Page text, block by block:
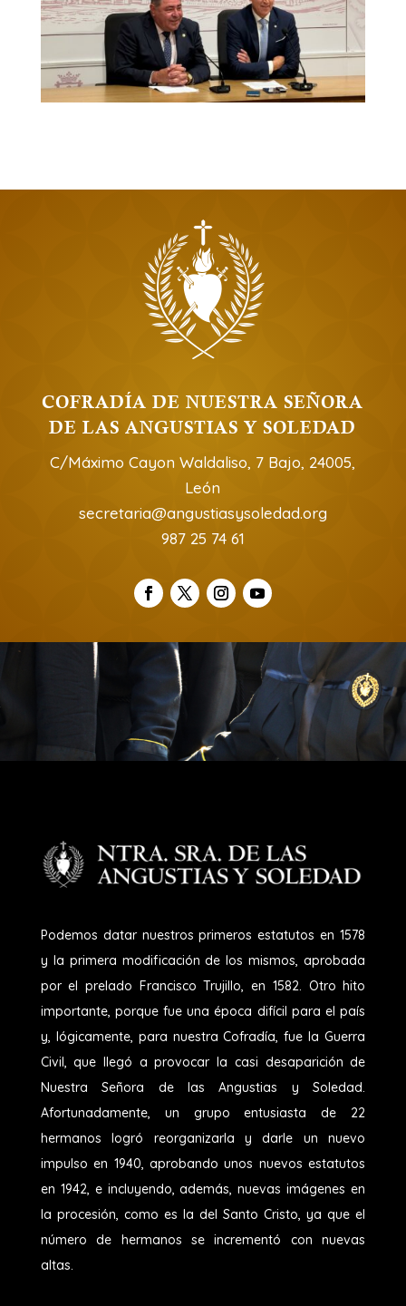
COFRADÍA DE NUESTRA SEÑORA
DE LAS ANGUSTIAS Y SOLEDAD
C/Máximo Cayon Waldaliso, 7 Bajo, 24005,
León
secretaria@angustiasysoledad.org
987 25 74 61
Podemos datar nuestros primeros estatutos en 1578
y la primera modificación de los mismos, aprobada
por el prelado Francisco Trujillo, en 1582. Otro hito
importante, porque fue una época difícil para el país
y, lógicamente, para nuestra Cofradía, fue la Guerra
Civil, que llegó a provocar la casi desaparición de
Nuestra Señora de las Angustias y Soledad.
Afortunadamente, un grupo entusiasta de 22
hermanos logró reorganizarla y darle un nuevo
impulso en 1940, aprobando unos nuevos estatutos
en 1942, e incluyendo, además, nuevas imágenes en
la procesión, como es la del Santo Cristo, ya que el
número de hermanos se incrementó con nuevas
altas.